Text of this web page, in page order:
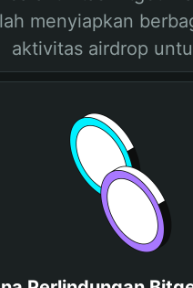
menyiapkan
aktivitas airdrop